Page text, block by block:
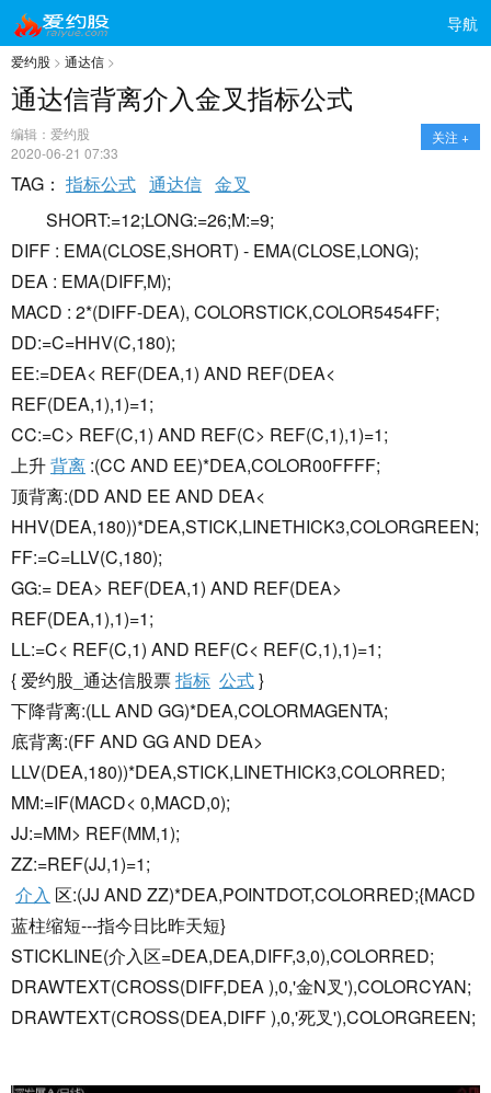
导航
爱约股 > 通达信 >
通达信背离介入金叉指标公式
编辑：爱约股
2020-06-21 07:33
关注 +
TAG： 指标公式 通达信 金叉
SHORT:=12;LONG:=26;M:=9;
DIFF : EMA(CLOSE,SHORT) - EMA(CLOSE,LONG);
DEA : EMA(DIFF,M);
MACD : 2*(DIFF-DEA), COLORSTICK,COLOR5454FF;
DD:=C=HHV(C,180);
EE:=DEA< REF(DEA,1) AND REF(DEA<
REF(DEA,1),1)=1;
CC:=C> REF(C,1) AND REF(C> REF(C,1),1)=1;
上升背离 :(CC AND EE)*DEA,COLOR00FFFF;
顶背离:(DD AND EE AND DEA<
HHV(DEA,180))*DEA,STICK,LINETHICK3,COLORGREEN;
FF:=C=LLV(C,180);
GG:= DEA> REF(DEA,1) AND REF(DEA>
REF(DEA,1),1)=1;
LL:=C< REF(C,1) AND REF(C< REF(C,1),1)=1;
{ 爱约股_通达信股票指标 公式}
下降背离:(LL AND GG)*DEA,COLORMAGENTA;
底背离:(FF AND GG AND DEA>
LLV(DEA,180))*DEA,STICK,LINETHICK3,COLORRED;
MM:=IF(MACD< 0,MACD,0);
JJ:=MM> REF(MM,1);
ZZ:=REF(JJ,1)=1;
介入 区:(JJ AND ZZ)*DEA,POINTDOT,COLORRED;{MACD
蓝柱缩短---指今日比昨天短}
STICKLINE(介入区=DEA,DEA,DIFF,3,0),COLORRED;
DRAWTEXT(CROSS(DIFF,DEA ),0,'金N叉'),COLORCYAN;
DRAWTEXT(CROSS(DEA,DIFF ),0,'死叉'),COLORGREEN;